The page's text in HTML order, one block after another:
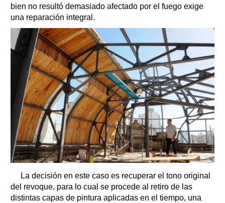
bien no resultó demasiado afectado por el fuego exige
una reparación integral.
La decisión en este caso es recuperar el tono original
del revoque, para lo cual se procede al retiro de las
distintas capas de pintura aplicadas en el tiempo, una